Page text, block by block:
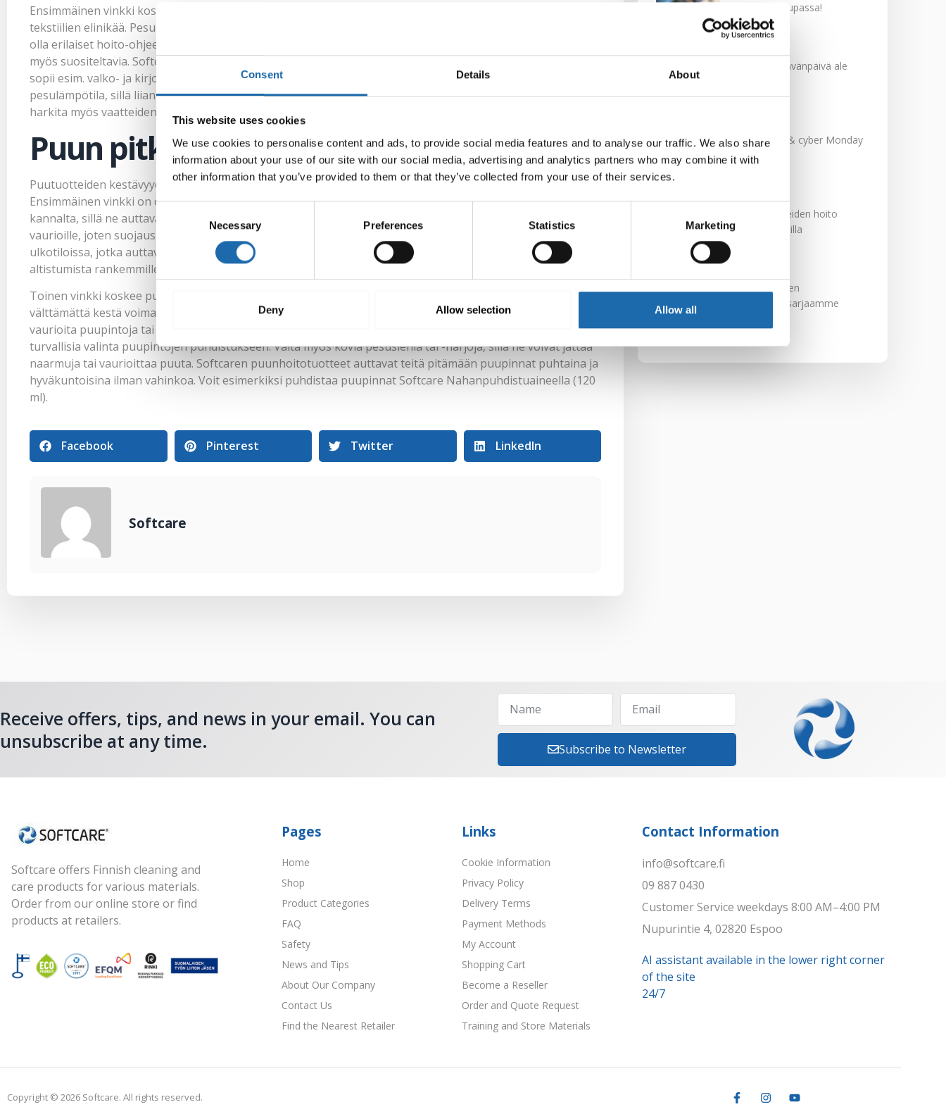
Consent Details About
This website uses cookies
We use cookies to personalise content and ads, to provide social media features and to analyse our traffic. We also share
information about your use of our site with our social media, advertising and analytics partners who may combine it with
other information that you’ve provided to them or that they’ve collected from your use of their services.
Consent
Selection
Necessary Preferences Statistics Marketing
Deny Allow selection Allow all
Ensimmäinen vinkki koskee tekstiilihoitoa. Oikeaoppinen pesu ja hoito voivat merkittävästi pidentää
tekstiilien elinikää. Pesuohjeiden noudattaminen on ensiarvoisen tärkeää, sillä jokaisella materiaalilla voi
olla erilaiset hoito-ohjeet. Laadukkaat pesuaineet, jotka on suunniteltu juuri kyseiselle materiaalille, ovat
myös suositeltavia. Softcarelta löytyy mm. silkki-, villa- ja untuvapesuaine tai Zero pyykinpesuainetta joka
sopii esim. valko- ja kirjopyykille, urheilu- ja työvaatteille, mikrokuiduille ja siivoustekstiileille. Huomioi myös
pesulämpötila, sillä liian korkeat lämpötilat voivat vahingoittaa tekstiiliä. Mikäli mahdollista, kannattaa
harkita myös vaatteiden tai tekstiilien käsinpesua, erityisesti herkille materiaaleille.
Puun pitkäikäisyyden takaaminen
Puutuotteiden kestävyyden lisäämiseksi on monia tekniikoita, joita voitte hyödyntää omassa kodissanne.
Ensimmäinen vinkki on oikeaoppinen puun öljyäminen. Öljyämisellä on suuri merkitys puun kestävyyden
kannalta, sillä ne auttavat estämään kosteuden ja sään vaikutuksia. Käsittelemätön puu on alttiimpi
vaurioille, joten suojaus on erittäin tärkeää. Softcare tarjoaa tuotteitta puun öljyämiseen sisä- ja
ulkotiloissa, jotka auttavat säilyttämään puun kauniin ja ehjän pitkään. Suojaa puupinnat ennen niiden
altistumista rankemmille sääolosuhteille tai kosteutta sisältäville tiloille kotona.
Toinen vinkki koskee puupintojen oikeaoppista puhdistamista. Puuvälineet, -kalusteet ja -pinnat eivät
välttämättä kestä voimakkaita pesuaineita tai hankauksia. Valitse puille sopiva puhdistusaine, joka ei
vaurioita puupintoja tai poista niiden suojakerrosta. Lempeät ja luonnolliset puhdistusaineet ovat yleensä
turvallisia valinta puupintojen puhdistukseen. Vältä myös kovia pesusieniä tai -harjoja, sillä ne voivat jättää
naarmuja tai vaurioittaa puuta. Softcaren puunhoitotuotteet auttavat teitä pitämään puupinnat puhtaina ja
hyväkuntoisina ilman vahinkoa. Voit esimerkiksi puhdistaa puupinnat Softcare Nahanpuhdistuaineella (120
ml).
Facebook Pinterest Twitter LinkedIn
Softcare
nyt verkkokaupassa!
10.03.2025
Softcare Ystävänpäivä ale
Black Friday & cyber Monday
2024!
Nahkakalusteiden hoito
Softcare aineilla
Tutustu uuteen
kengänhoitosarjaamme
Receive offers, tips, and news in your email. You can
unsubscribe at any time.
Subscribe to Newsletter
Softcare offers Finnish cleaning and
care products for various materials.
Order from our online store or find
products at retailers.
Pages
Home
Shop
Product Categories
FAQ
Safety
News and Tips
About Our Company
Contact Us
Find the Nearest Retailer
Links
Cookie Information
Privacy Policy
Delivery Terms
Payment Methods
My Account
Shopping Cart
Become a Reseller
Order and Quote Request
Training and Store Materials
Contact Information
info@softcare.fi
09 887 0430
Customer Service weekdays 8:00 AM–4:00 PM
Nupurintie 4, 02820 Espoo
AI assistant available in the lower right corner
of the site
24/7
Copyright © 2026 Softcare. All rights reserved.